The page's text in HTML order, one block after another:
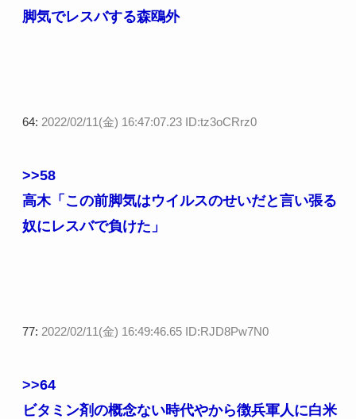
脚気でレスバする森鴎外
64: 2022/02/11(金) 16:47:07.23 ID:tz3oCRrz0
>>58
高木「この前脚気はウイルスのせいだと言い張る
奴にレスバで負けた」
77: 2022/02/11(金) 16:49:46.65 ID:RJD8Pw7N0
>>64
ビタミン剤の概念ない時代やから徴兵軍人に白米